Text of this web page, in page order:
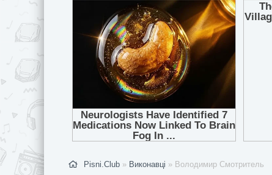
Pisni.Club » Виконавці » Володимир Смотритель